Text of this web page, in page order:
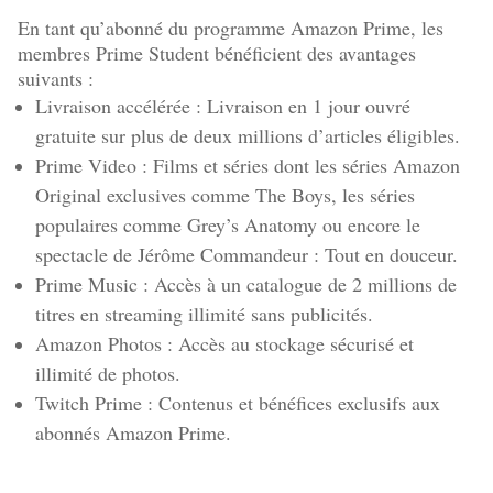
En tant qu’abonné du programme Amazon Prime, les
membres Prime Student bénéficient des avantages
suivants :
Livraison accélérée : Livraison en 1 jour ouvré
gratuite sur plus de deux millions d’articles éligibles.
Prime Video : Films et séries dont les séries Amazon
Original exclusives comme The Boys, les séries
populaires comme Grey’s Anatomy ou encore le
spectacle de Jérôme Commandeur : Tout en douceur.
Prime Music : Accès à un catalogue de 2 millions de
titres en streaming illimité sans publicités.
Amazon Photos : Accès au stockage sécurisé et
illimité de photos.
Twitch Prime : Contenus et bénéfices exclusifs aux
abonnés Amazon Prime.